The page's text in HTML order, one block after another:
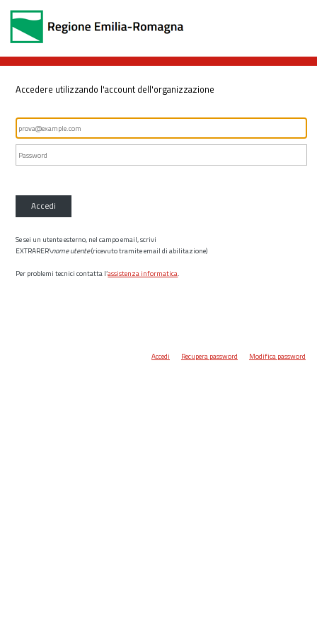
Accedere utilizzando l'account dell'organizzazione
Accedi
Se sei un utente esterno, nel campo email, scrivi
EXTRARER\nome utente(ricevuto tramite email di abilitazione)
Per problemi tecnici contatta l’assistenza informatica.
Accedi Recupera password Modifica password